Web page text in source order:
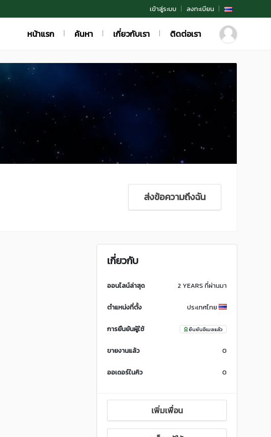
เข้าสู่ระบบ ลงทะเบียน
หน้าแรก ค้นหา เกี่ยวกับเรา ติดต่อเรา
ส่งข้อความถึงฉัน
เกี่ยวกับ
ออนไลน์ล่าสุด 2 YEARS ที่ผ่านมา
ตำแหน่งที่ตั้ง ประเทศไทย
การยืนยันผู้ใช้ ยืนยันอีเมลแล้ว
ขายงานแล้ว 0
ออเดอร์ในคิว 0
เพิ่มเพื่อน